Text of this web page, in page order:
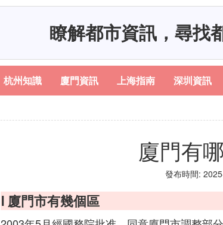
瞭解都市資訊，尋找
杭州知識 廈門資訊 上海指南 深圳資訊
廈門有
發布時間:
Ⅰ 廈門市有幾個區